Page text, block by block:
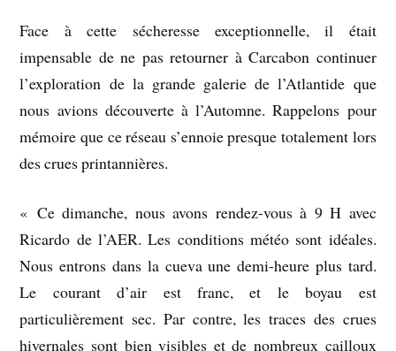
Face à cette sécheresse exceptionnelle, il était
impensable de ne pas retourner à Carcabon continuer
l’exploration de la grande galerie de l’Atlantide que
nous avions découverte à l’Automne. Rappelons pour
mémoire que ce réseau s’ennoie presque totalement lors
des crues printannières.
« Ce dimanche, nous avons rendez-vous à 9 H avec
Ricardo de l’AER. Les conditions météo sont idéales.
Nous entrons dans la cueva une demi-heure plus tard.
Le courant d’air est franc, et le boyau est
particulièrement sec. Par contre, les traces des crues
hivernales sont bien visibles et de nombreux cailloux